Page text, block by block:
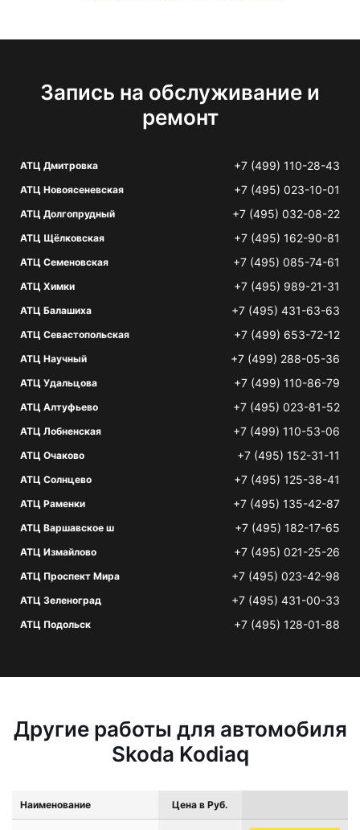
Запись на обслуживание и
ремонт
АТЦ Дмитровка +7 (499) 110-28-43
АТЦ Новоясеневская +7 (495) 023-10-01
АТЦ Долгопрудный +7 (495) 032-08-22
АТЦ Щёлковская +7 (495) 162-90-81
АТЦ Семеновская +7 (495) 085-74-61
АТЦ Химки +7 (495) 989-21-31
АТЦ Балашиха +7 (495) 431-63-63
АТЦ Севастопольская +7 (499) 653-72-12
АТЦ Научный +7 (499) 288-05-36
АТЦ Удальцова +7 (499) 110-86-79
АТЦ Алтуфьево +7 (495) 023-81-52
АТЦ Лобненская +7 (499) 110-53-06
АТЦ Очаково +7 (495) 152-31-11
АТЦ Солнцево +7 (495) 125-38-41
АТЦ Раменки +7 (495) 135-42-87
АТЦ Варшавское ш +7 (495) 182-17-65
АТЦ Измайлово +7 (495) 021-25-26
АТЦ Проспект Мира +7 (495) 023-42-98
АТЦ Зеленоград +7 (495) 431-00-33
АТЦ Подольск +7 (495) 128-01-88
Другие работы для автомобиля
Skoda Kodiaq
Наименование Цена в Руб.